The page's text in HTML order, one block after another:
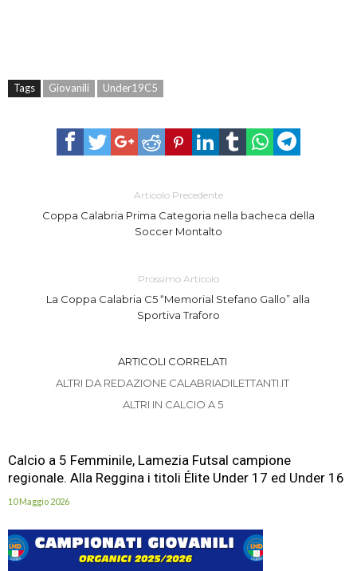
Tags Giovanili Under19C5
Articolo Precedente
Coppa Calabria Prima Categoria nella bacheca della
Soccer Montalto
Prossimo Articolo
La Coppa Calabria C5 “Memorial Stefano Gallo” alla
Sportiva Traforo
ARTICOLI CORRELATI
ALTRI DA REDAZIONE CALABRIADILETTANTI.IT
ALTRI IN CALCIO A 5
Calcio a 5 Femminile, Lamezia Futsal campione
regionale. Alla Reggina i titoli Élite Under 17 ed Under 16
10 Maggio 2026